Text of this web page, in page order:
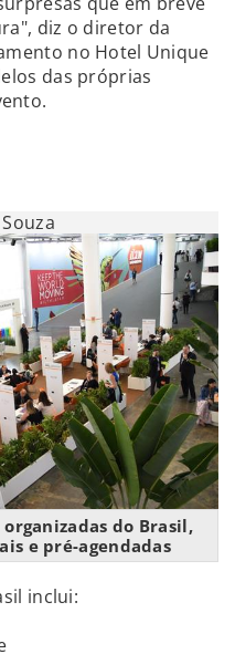
diz o diretor da
no Hotel Unique
das próprias
do Brasil,
e pré-agendadas
inclui: